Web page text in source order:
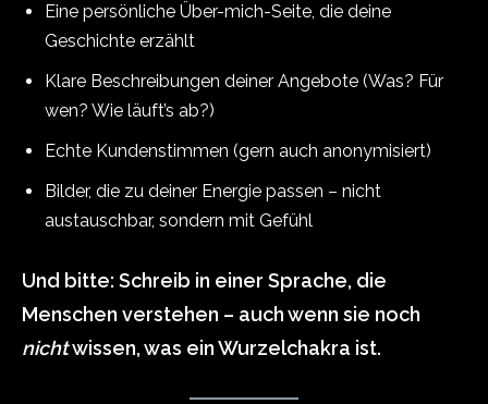
Eine persönliche Über-mich-Seite, die deine
Geschichte erzählt
Klare Beschreibungen deiner Angebote (Was? Für
wen? Wie läuft’s ab?)
Echte Kundenstimmen (gern auch anonymisiert)
Bilder, die zu deiner Energie passen – nicht
austauschbar, sondern mit Gefühl
Und bitte: Schreib in einer Sprache, die
Menschen verstehen – auch wenn sie noch
nichtwissen, was ein Wurzelchakra ist.